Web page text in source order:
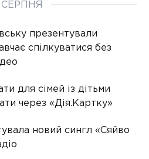
СЕРПНЯ
презентували
спілкуватися без
для сімей із дітьми
через «Дія.Картку»
новий сингл «Сяйво